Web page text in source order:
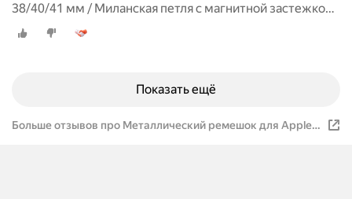
38/40/41 мм / Миланская петля с магнитной застежкой
для Эпл Вотч 1-10, SE, Розовый
Показать ещё
Больше отзывов про Металлический ремешок для Apple